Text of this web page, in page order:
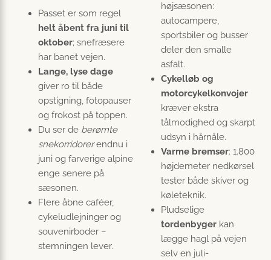
Passet er som regel
helt åbent fra juni til
oktober; snefræsere
har banet vejen.
Lange, lyse dage
giver ro til både
opstigning, fotopauser
og frokost på toppen.
Du ser de berømte
snekorridorerendnu i
juni og farverige alpine
enge senere på
sæsonen.
Flere åbne caféer,
cykeludlejninger og
souvenirboder –
stemningen lever.
højsæsonen:
autocampere,
sportsbiler og busser
deler den smalle
asfalt.
Cykelløb og
motorcykelkonvojer
kræver ekstra
tålmodighed og skarpt
udsyn i hårnåle.
Varme bremser: 1.800
højdemeter nedkørsel
tester både skiver og
køleteknik.
Pludselige
tordenbyger kan
lægge hagl på vejen
selv en juli-